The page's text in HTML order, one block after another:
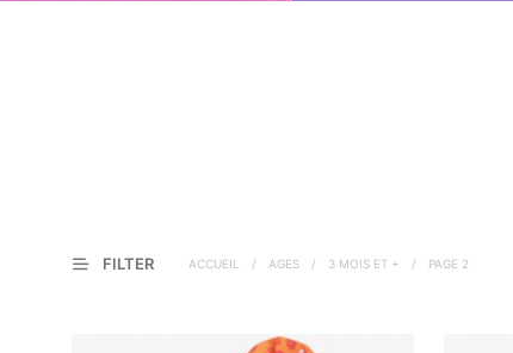
FILTER ACCUEIL / AGES / 3 MOIS ET + / PAGE 2